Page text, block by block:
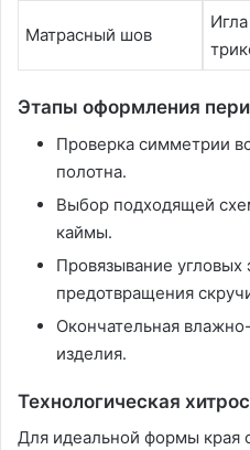
Матрасный шов
Этапы оформления
Проверка симметрии
полотна․
Выбор подходящей
каймы․
Провязывание угловых
предотвращения
Окончательная
изделия․
Технологическая
Для идеальной формы края